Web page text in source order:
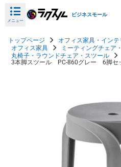
メニュー
ビジネスモール
トップページ
オフィス家具・イン
オフィス家具
ミーティングチェア
丸椅子・ラウンドチェア・スツール
3本脚スツール PC-860グレー 6脚セ